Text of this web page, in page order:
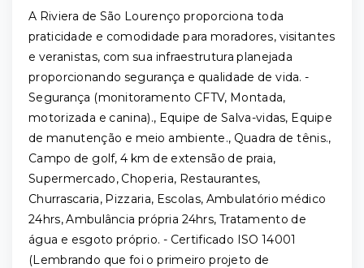
A Riviera de São Lourenço proporciona toda
praticidade e comodidade para moradores, visitantes
e veranistas, com sua infraestrutura planejada
proporcionando segurança e qualidade de vida. -
Segurança (monitoramento CFTV, Montada,
motorizada e canina)., Equipe de Salva-vidas, Equipe
de manutenção e meio ambiente., Quadra de tênis.,
Campo de golf, 4 km de extensão de praia,
Supermercado, Choperia, Restaurantes,
Churrascaria, Pizzaria, Escolas, Ambulatório médico
24hrs, Ambulância própria 24hrs, Tratamento de
água e esgoto próprio. - Certificado ISO 14001
(Lembrando que foi o primeiro projeto de